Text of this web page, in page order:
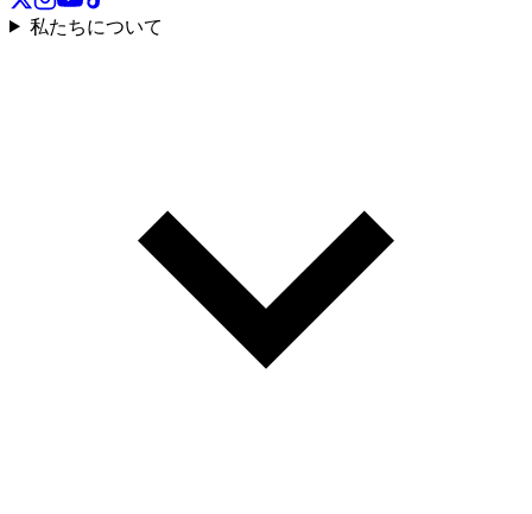
私たちについて